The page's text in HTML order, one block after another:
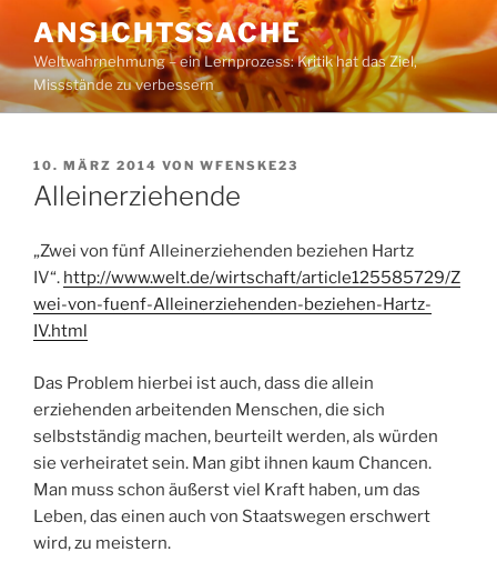
Inhalt
springen
ANSICHTSSACHE
Weltwahrnehmung – ein Lernprozess: Kritik hat das Ziel,
Missstände zu verbessern
VERÖFFENTLICHT
AM
10. MÄRZ 2014 VON WFENSKE23
Alleinerziehende
„Zwei von fünf Alleinerziehenden beziehen Hartz
IV“. http://www.welt.de/wirtschaft/article125585729/Z
wei-von-fuenf-Alleinerziehenden-beziehen-Hartz-
IV.html
Das Problem hierbei ist auch, dass die allein
erziehenden arbeitenden Menschen, die sich
selbstständig machen, beurteilt werden, als würden
sie verheiratet sein. Man gibt ihnen kaum Chancen.
Man muss schon äußerst viel Kraft haben, um das
Leben, das einen auch von Staatswegen erschwert
wird, zu meistern.